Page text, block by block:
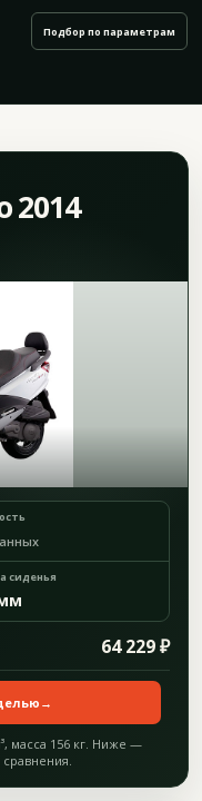
Подбор по параметрам
2014
сиденья
64 229 ₽
→
масса 156 кг. Ниже —